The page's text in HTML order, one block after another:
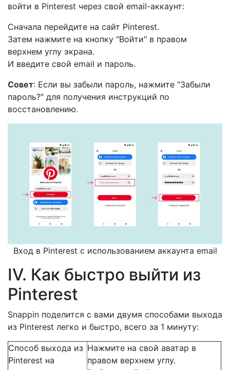
войти в Pinterest через свой email-аккаунт:
Сначала перейдите на сайт Pinterest.
Затем нажмите на кнопку "Войти" в правом
верхнем углу экрана.
И введите свой email и пароль.
Совет: Если вы забыли пароль, нажмите "Забыли
пароль?" для получения инструкций по
восстановлению.
Вход в Pinterest с использованием аккаунта email
IV. Как быстро выйти из
Pinterest
Snappin поделится с вами двумя способами выхода
из Pinterest легко и быстро, всего за 1 минуту:
Способ выхода из
Pinterest на
Нажмите на свой аватар в
правом верхнем углу.